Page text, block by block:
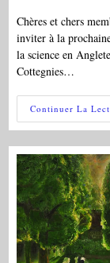
Chères et chers
inviter à la
la science en
Cottegnies…
Continuer La